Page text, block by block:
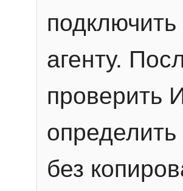
агенту.
проверить
без